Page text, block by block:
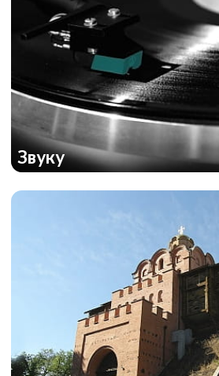
Звуку